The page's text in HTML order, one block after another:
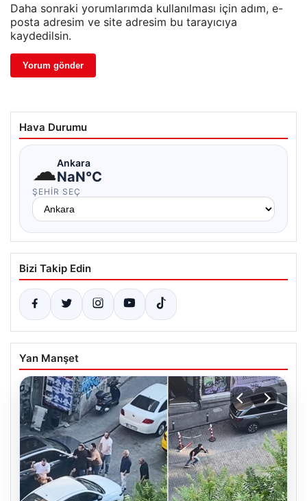
Daha sonraki yorumlarımda kullanılması için adım, e-
posta adresim ve site adresim bu tarayıcıya
kaydedilsin.
Hava Durumu
☁Ankara
NaN°C
ŞEHIR SEÇ
Bizi Takip Edin
Yan Manşet